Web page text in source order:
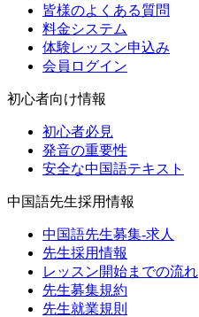
皆様のよくある質問
料金システム
体験レッスン申込み
会員ログイン
初心者向け情報
初心者必見
発音の重要性
安全な中国語テキスト
中国語先生採用情報
中国語先生募集-求人
先生採用情報
レッスン開始までの流れ
先生募集規約
先生就業規則